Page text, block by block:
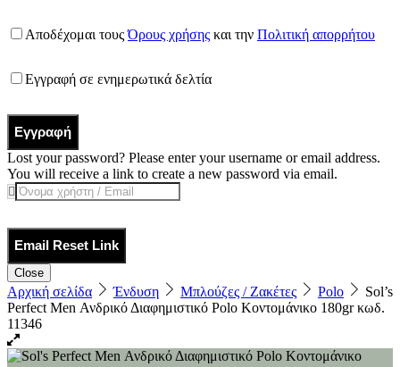
Αποδέχομαι τουςΌρους χρήσης και την Πολιτική απορρήτου
Εγγραφή σε ενημερωτικά δελτία
Εγγραφή
Lost your password? Please enter your username or email address.
You will receive a link to create a new password via email.
Email Reset Link
Close
Αρχική σελίδα Ένδυση Μπλούζες / Ζακέτες Polo
Sol’s
Perfect Men Ανδρικό Διαφημιστικό Polo Κοντομάνικο 180gr κωδ.
11346